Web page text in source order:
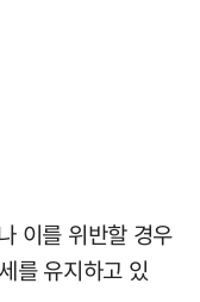
이를 위반할 경우
를 유지하고 있